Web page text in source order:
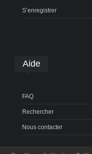
S’enregistrer
Aide
FAQ
Rechercher
Nous contacter